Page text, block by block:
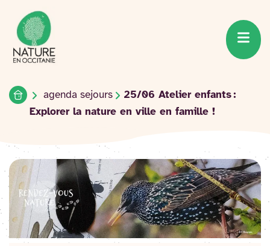
Accéder
au
contenu
Accueil du site
Accueilagenda sejours
25/06 Atelier enfants :
Explorer la nature en ville en famille !